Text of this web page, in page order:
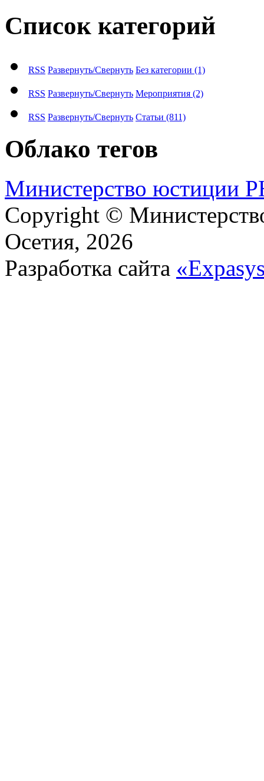
Список категорий
RSS Развернуть/Свернуть Без категории (1)
RSS Развернуть/Свернуть Мероприятия (2)
RSS Развернуть/Свернуть Статьи (811)
Облако тегов
М​и​н​и​с​т​е​р​с​т​в​о​ ​ю​с​т​и​ц​и​и​
Copyright ©
Осетия, 2026
Разработка сайта